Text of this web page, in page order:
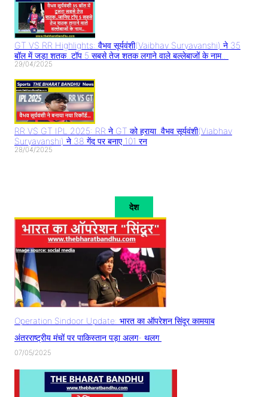
GT VS RR Highlights: वैभव सूर्यवंशी(Vaibhav Suryavanshi) ने 35
बॉल में जड़ा शतक..टॉप 5 सबसे तेज शतक लगाने वाले बल्लेबाजों के नाम..
29/04/2025
RR VS GT IPL 2025: RR ने GT को हराया..वैभव सूर्यवंशी(Viabhav
Suryavanshi) ने 38 गेंद पर बनाए 101 रन
28/04/2025
देश
Operation Sindoor Update: भारत का ऑपरेशन सिंदूर कामयाब
अंतरराष्ट्रीय मंचों पर पाकिस्तान पड़ा अलग- थलग
07/05/2025